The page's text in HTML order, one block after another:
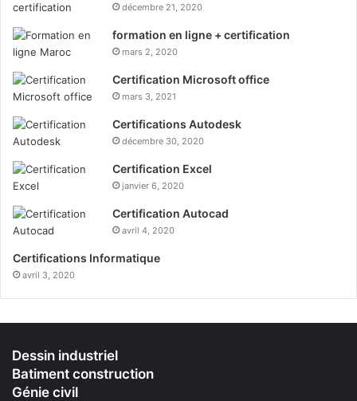
décembre 21, 2020
formation en ligne + certification
mars 2, 2020
Certification Microsoft office
mars 3, 2021
Certifications Autodesk
décembre 30, 2020
Certification Excel
janvier 6, 2020
Certification Autocad
avril 4, 2020
Certifications Informatique
avril 3, 2020
Dessin industriel
Batiment construction
Génie civil